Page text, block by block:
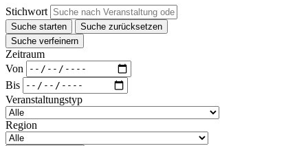
Stichwort
Suche starten
Suche zurücksetzen
Suche verfeinern
Zeitraum
Von
Bis
Veranstaltungstyp
Region